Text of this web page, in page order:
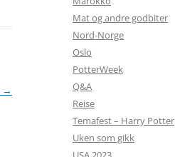
→
Mat og andre godbiter
Nord-Norge
Oslo
PotterWeek
Q&A
Reise
Temafest – Harry Potter
Uken som gikk